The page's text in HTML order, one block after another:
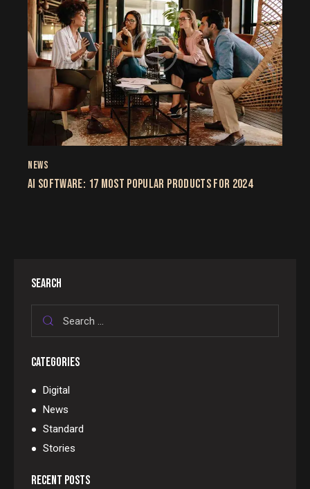
NEWS
AI SOFTWARE: 17 MOST POPULAR PRODUCTS FOR 2024
SEARCH
CATEGORIES
Digital
News
Standard
Stories
RECENT POSTS